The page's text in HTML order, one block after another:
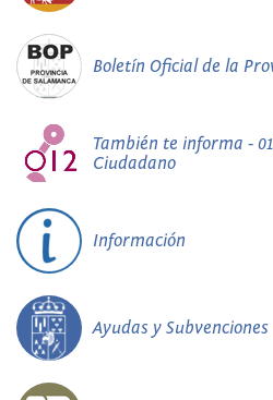
Boletín Oficial de la
También te informa -
Ciudadano
Información
Ayudas y Subvenciones